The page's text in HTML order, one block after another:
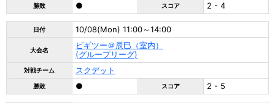
勝敗 ● スコア 2 - 4
日付 10/08(Mon) 11:00～14:00
大会名
ビギツー＠辰巳（室内）
(グループリーグ)
対戦チーム スクデット
勝敗 ● スコア 2 - 5